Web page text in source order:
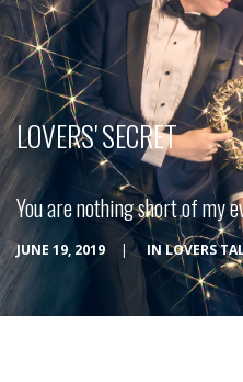
LOVERS' SECRET
You are nothing short of my
JUNE 19, 2019 | INLOVERS